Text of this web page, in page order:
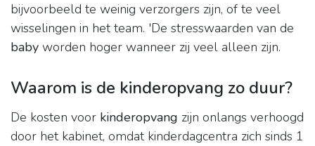
bijvoorbeeld te weinig verzorgers zijn, of te veel
wisselingen in het team. 'De stresswaarden van de
baby worden hoger wanneer zij veel alleen zijn.
Waarom is de kinderopvang zo duur?
De kosten voor kinderopvang zijn onlangs verhoogd
door het kabinet, omdat kinderdagcentra zich sinds 1